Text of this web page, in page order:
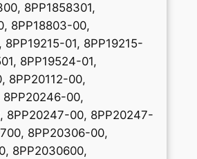
8PP1858301,
8PP18803-00,
8PP19215-01, 8PP19215-
8PP19524-01,
8PP20112-00,
8PP20246-00,
8PP20247-00, 8PP20247-
8PP20306-00,
8PP2030600,